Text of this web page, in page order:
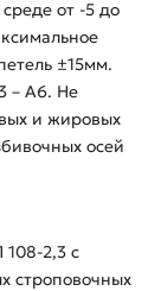
от -5 до
±15мм.
– А6. Не
и жировых
осей
2,3 с
строповочных